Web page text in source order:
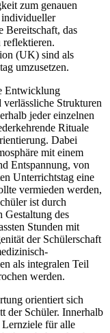
zum genauen
individueller
Bereitschaft, das
reflektieren.
(UK) sind als
umzusetzen.
Entwicklung
Strukturen
jeder einzelnen
Rituale
Dabei
mit einem
Entspannung, von
Unterrichtstag eine
vermieden werden,
ist durch
Gestaltung des
Stunden mit
der Schülerschaft
als integralen Teil
werden.
orientiert sich
der Schüler. Innerhalb
für alle